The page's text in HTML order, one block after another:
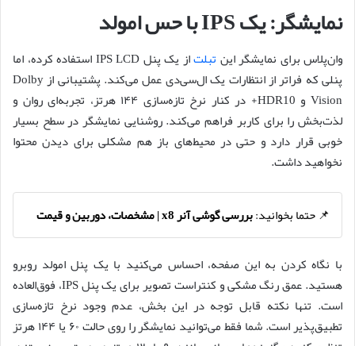
نمایشگر: یک IPS با حس امولد
وان‌پلاس برای نمایشگر این تبلت
از یک پنل IPS LCD استفاده کرده، اما
پنلی که فراتر از انتظارات یک ال‌سی‌دی عمل می‌کند. پشتیبانی از Dolby
Vision و HDR10+ در کنار نرخ تازه‌سازی ۱۴۴ هرتز، تجربه‌ای روان و
لذت‌بخش را برای کاربر فراهم می‌کند. روشنایی نمایشگر در سطح بسیار
خوبی قرار دارد و حتی در محیط‌های باز هم مشکلی برای دیدن محتوا
نخواهید داشت.
📌 حتما بخوانید:بررسی گوشی آنر x8 | مشخصات، دوربین و قیمت
با نگاه کردن به این صفحه، احساس می‌کنید با یک پنل امولد روبرو
هستید. عمق رنگ مشکی و کنتراست تصویر برای یک پنل IPS، فوق‌العاده
است. تنها نکته قابل توجه در این بخش، عدم وجود نرخ تازه‌سازی
تطبیق‌پذیر است. شما فقط می‌توانید نمایشگر را روی حالت ۶۰ یا ۱۴۴ هرتز